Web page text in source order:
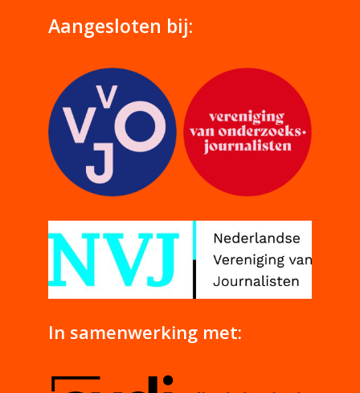
Aangesloten bij:
In samenwerking met: